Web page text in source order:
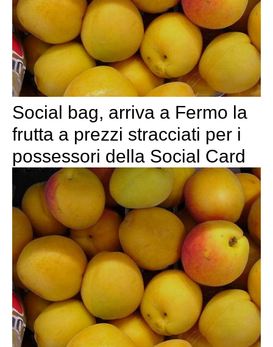
Social bag, arriva a Fermo la
frutta a prezzi stracciati per i
possessori della Social Card